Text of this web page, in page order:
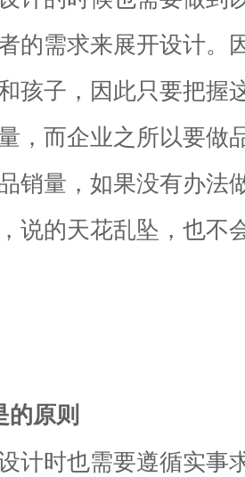
的需求来展开设计。
孩子，因此只要把握
，而企业之所以要做
销量，如果没有办法
说的天花乱坠，也不
的原则
计时也需要遵循实事